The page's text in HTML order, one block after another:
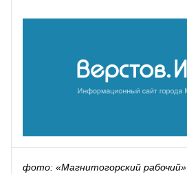
фото: «Магнитогорский рабочий»